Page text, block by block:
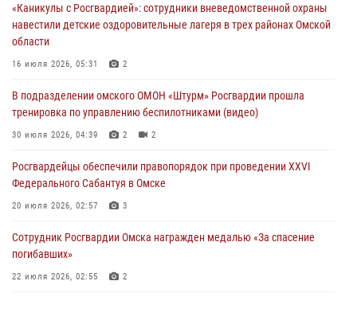
29 июля 2026, 01:49
Росгвардейцы приняли участие в крестном ходе в День крещения
Руси в Омске
При содействии спецназа Росгвардии пресечены нарушения
миграционного законодательства в Омске (видео)
«Каникулы с Росгвардией»: сотрудники вневедомственной охраны
навестили детские оздоровительные лагеря в трех районах Омской
области
16 июля 2026, 05:31 2
В подразделении омского ОМОН «Штурм» Росгвардии прошла
тренировка по управлению беспилотниками (видео)
30 июля 2026, 04:39 2 2
Росгвардейцы обеcпечили правопорядок при проведении XXVI
Федерального Сабантуя в Омске
20 июля 2026, 02:57 3
Сотрудник Росгвардии Омска награжден медалью «За спасение
погибавших»
22 июля 2026, 02:55 2